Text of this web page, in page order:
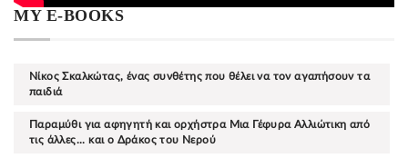
MY E-BOOKS
Νίκος Σκαλκώτας, ένας συνθέτης που θέλει να τον αγαπήσουν τα
παιδιά
Παραμύθι για αφηγητή και ορχήστρα Μια Γέφυρα Αλλιώτικη από
τις άλλες... και ο Δράκος του Νερού